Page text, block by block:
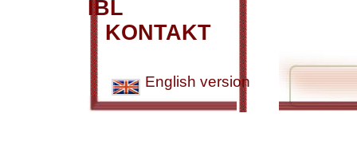
IBL
KONTAKT
English version